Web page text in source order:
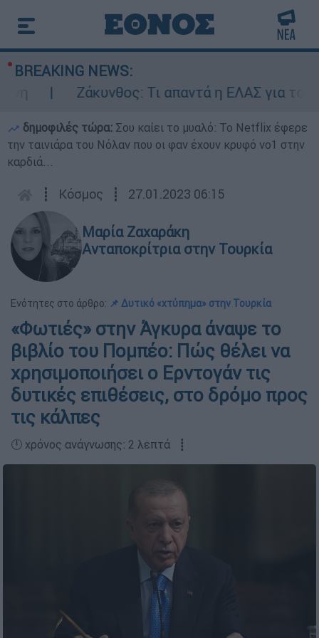
BREAKING NEWS:
Ζάκυνθος: Τι απαντά η ΕΛΑΣ για τους
δημοφιλές τώρα: Σου καίει το μυαλό: Το Netflix έφερε
την ταινιάρα του Νόλαν που οι φαν έχουν κρυφό νο1 στην
καρδιά...
┋ Κόσμος ┋ 27.01.2023 06:15
Μαρία Ζαχαράκη
Ανταποκρίτρια στην Τουρκία
Ενότητες στο άρθρο: 📌 Δυτικό «χτύπημα» στην Τουρκία
«Φωτιές» στην Άγκυρα άναψε το
βιβλίο του Πομπέο: Πώς θέλει να
χρησιμοποιήσει ο Ερντογάν τις
δυτικές επιθέσεις, στο δρόμο προς
τις κάλπες
🕛 χρόνος ανάγνωσης: 2 λεπτά ┋